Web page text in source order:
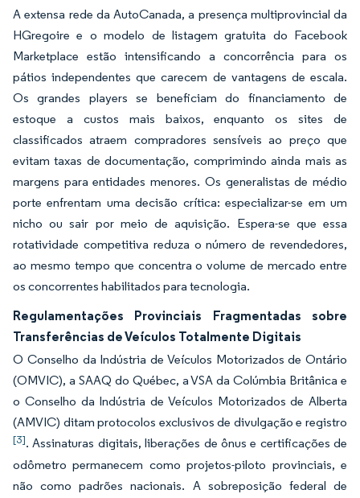
A extensa rede da AutoCanada, a presença multiprovincial da
HGregoire e o modelo de listagem gratuita do Facebook
Marketplace estão intensificando a concorrência para os
pátios independentes que carecem de vantagens de escala.
Os grandes players se beneficiam do financiamento de
estoque a custos mais baixos, enquanto os sites de
classificados atraem compradores sensíveis ao preço que
evitam taxas de documentação, comprimindo ainda mais as
margens para entidades menores. Os generalistas de médio
porte enfrentam uma decisão crítica: especializar-se em um
nicho ou sair por meio de aquisição. Espera-se que essa
rotatividade competitiva reduza o número de revendedores,
ao mesmo tempo que concentra o volume de mercado entre
os concorrentes habilitados para tecnologia.
Regulamentações Provinciais Fragmentadas sobre
Transferências de Veículos Totalmente Digitais
O Conselho da Indústria de Veículos Motorizados de Ontário
(OMVIC), a SAAQ do Québec, a VSA da Colúmbia Britânica e
o Conselho da Indústria de Veículos Motorizados de Alberta
(AMVIC) ditam protocolos exclusivos de divulgação e registro
[3]. Assinaturas digitais, liberações de ônus e certificações de
odômetro permanecem como projetos-piloto provinciais, e
não como padrões nacionais. A sobreposição federal de